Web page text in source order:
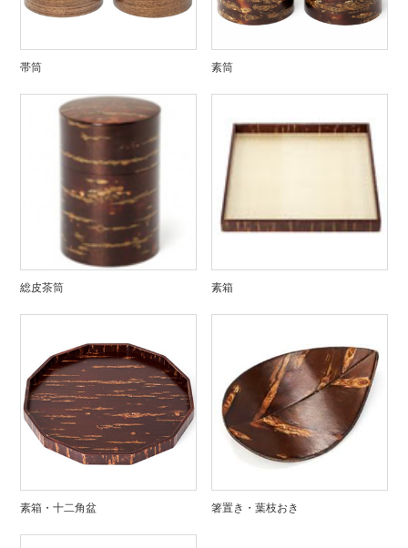
帯筒 素筒
総皮茶筒 素箱
素箱・十二角盆 箸置き・葉枝おき